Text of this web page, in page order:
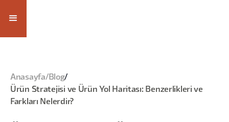
Anasayfa/ Blog/
Ürün Stratejisi ve Ürün Yol Haritası: Benzerlikleri ve
Farkları Nelerdir?